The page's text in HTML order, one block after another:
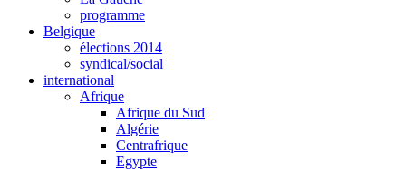
programme
Belgique
élections 2014
syndical/social
international
Afrique
Afrique du Sud
Algérie
Centrafrique
Egypte